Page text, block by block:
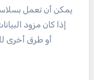
يمكن أن تعمل
إذا كان مزود